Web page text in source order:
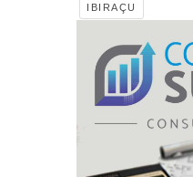
IBIRAÇU